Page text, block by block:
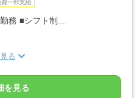
費一部支給
務 ■シフト制...
る
を見る